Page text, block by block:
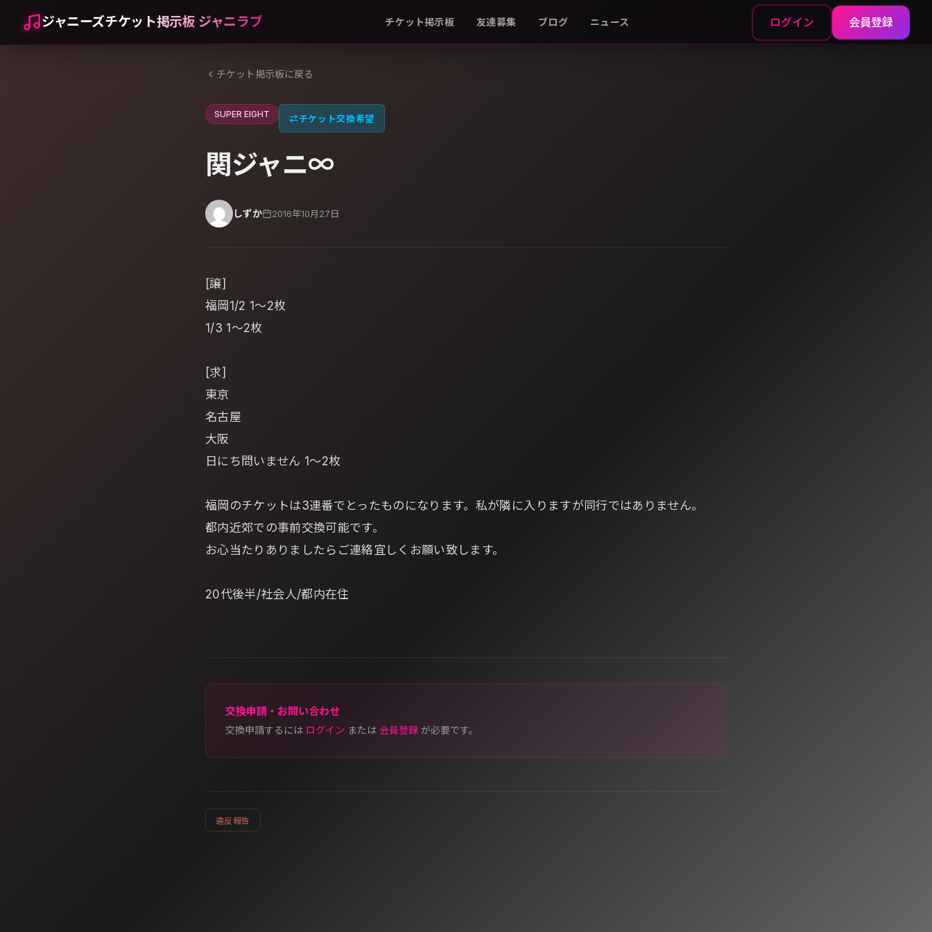
ジャニーズチケット掲示板 ジャニラブ チケット掲示板 友達募集 ブログ ニュース ログイン 会員登録
チケット掲示板に戻る
SUPER EIGHT ⇄チケット交換希望
関ジャニ∞
しずか 2016年10月27日
[譲]
福岡1/2 1～2枚
1/3 1～2枚
[求]
東京
名古屋
大阪
日にち問いません 1～2枚
福岡のチケットは3連番でとったものになります。私が隣に入りますが同行ではありません。
都内近郊での事前交換可能です。
お心当たりありましたらご連絡宜しくお願い致します。
20代後半/社会人/都内在住
交換申請・お問い合わせ
交換申請するには ログイン または 会員登録 が必要です。
違反報告